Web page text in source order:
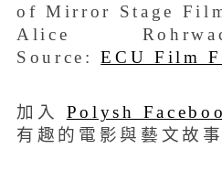
of Mirror Stage
Alice
Source:ECU Film
加入 Polysh
有趣的電影與藝文故事